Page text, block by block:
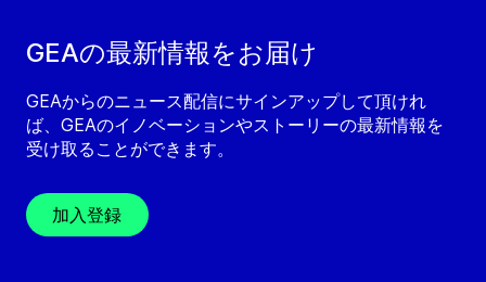
GEAの最新情報をお届け
GEAからのニュース配信にサインアップして頂けれ
ば、GEAのイノベーションやストーリーの最新情報を
受け取ることができます。
加入登録